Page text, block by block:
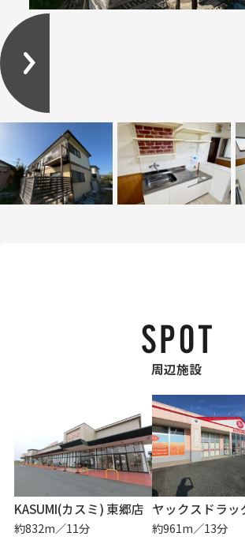
周辺施設
KASUMI(カスミ) 東郷店
約832m／11分 約961m／13分